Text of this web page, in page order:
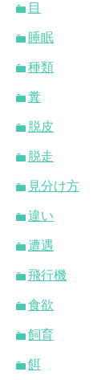
目
睡眠
種類
糞
脱皮
脱走
見分け方
違い
遭遇
飛行機
食欲
飼育
餌